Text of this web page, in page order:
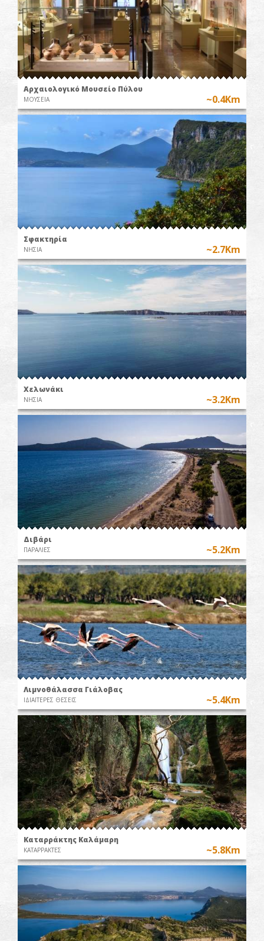
Αρχαιολογικό Μουσείο Πύλου
ΜΟΥΣΕΙΑ ~0.4Km
Σφακτηρία
ΝΗΣΙΑ ~2.7Km
Χελωνάκι
ΝΗΣΙΑ ~3.2Km
Διβάρι
ΠΑΡΑΛΙΕΣ ~5.2Km
Λιμνοθάλασσα Γιάλοβας
ΙΔΙΑΙΤΕΡΕΣ ΘΕΣΕΙΣ ~5.4Km
Καταρράκτης Καλάμαρη
ΚΑΤΑΡΡΑΚΤΕΣ ~5.8Km